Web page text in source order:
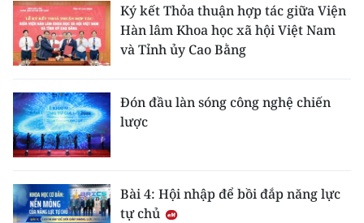
Ký kết Thỏa thuận hợp tác giữa Viện
Hàn lâm Khoa học xã hội Việt Nam
và Tỉnh ủy Cao Bằng
Đón đầu làn sóng công nghệ chiến
lược
Bài 4: Hội nhập để bồi đắp năng lực
tự chủ